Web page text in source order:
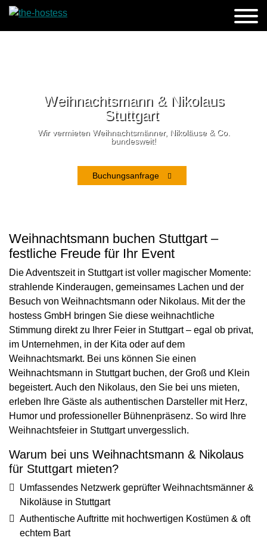
Weihnachtsmann & Nikolaus
Stuttgart
Wir vermieten Weihnachtsmänner, Nikoläuse & Co.
bundesweit!
Buchungsanfrage
Weihnachtsmann buchen Stuttgart –
festliche Freude für Ihr Event
Die Adventszeit in Stuttgart ist voller magischer Momente:
strahlende Kinderaugen, gemeinsames Lachen und der
Besuch von Weihnachtsmann oder Nikolaus. Mit der the
hostess GmbH bringen Sie diese weihnachtliche
Stimmung direkt zu Ihrer Feier in Stuttgart – egal ob privat,
im Unternehmen, in der Kita oder auf dem
Weihnachtsmarkt. Bei uns können Sie einen
Weihnachtsmann in Stuttgart buchen, der Groß und Klein
begeistert. Auch den Nikolaus, den Sie bei uns mieten,
erleben Ihre Gäste als authentischen Darsteller mit Herz,
Humor und professioneller Bühnenpräsenz. So wird Ihre
Weihnachtsfeier in Stuttgart unvergesslich.
Warum bei uns Weihnachtsmann & Nikolaus
für Stuttgart mieten?
Umfassendes Netzwerk geprüfter Weihnachtsmänner &
Nikoläuse in Stuttgart
Authentische Auftritte mit hochwertigen Kostümen & oft
echtem Bart